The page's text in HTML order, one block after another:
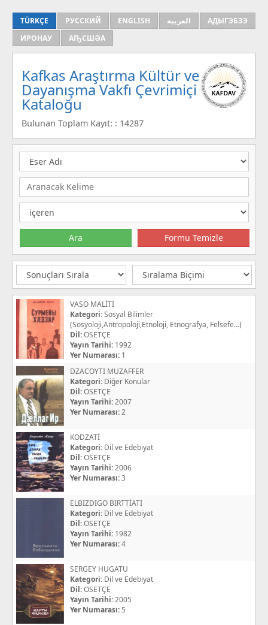
TÜRKÇE РУССКИЙ ENGLISH العربية
АДЫГЭБЗЭ
ИРОНАУ
АҦСШӘА
Kafkas Araştırma Kültür ve
Dayanışma Vakfı Çevrimiçi
Kataloğu
Bulunan Toplam Kayıt: : 14287
VASO MALİTI
Kategori:Sosyal Bilimler
(Sosyoloji,Antropoloji,Etnoloji, Etnografya, Felsefe...)
Dil:OSETÇE
Yayın Tarihi: 1992
Yer Numarası: 1
DZACOYTI MUZAFFER
Kategori: Diğer Konular
Dil:OSETÇE
Yayın Tarihi:2007
Yer Numarası:2
KODZATİ
Kategori: Dil ve Edebiyat
Dil:OSETÇE
Yayın Tarihi:2006
Yer Numarası:3
ELBIZDIGO BIRTTİATI
Kategori: Dil ve Edebiyat
Dil:OSETÇE
Yayın Tarihi: 1982
Yer Numarası:4
SERGEY HUGATU
Kategori: Dil ve Edebiyat
Dil:OSETÇE
Yayın Tarihi:2005
Yer Numarası: 5